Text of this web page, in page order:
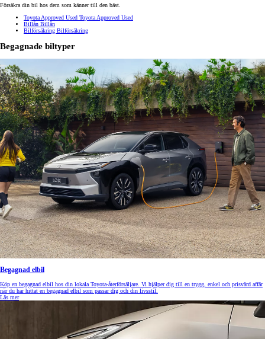
Försäkra din bil hos dem som känner till den bäst.
Toyota Approved Used Toyota Approved Used
Billån Billån
Bilförsäkring Bilförsäkring
Begagnade biltyper
Begagnad elbil
Köp en begagnad elbil hos din lokala Toyota-återförsäljare. Vi hjälper dig till en trygg, enkel och prisvärd affär
när du har hittat en begagnad elbil som passar dig och din livsstil.
Läs mer